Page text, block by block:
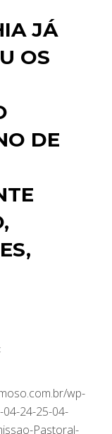
JÁ
OS
DE
wp-
24-25-04-
Pastoral-